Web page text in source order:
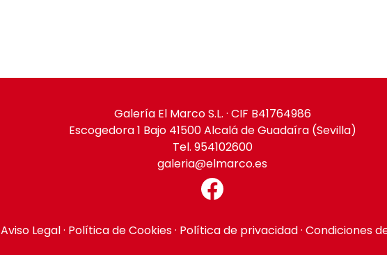
Galería El Marco S.L. · CIF B41764986
Escogedora 1 Bajo 41500 Alcalá de Guadaíra (Sevilla)
Tel. 954102600
galeria@elmarco.es
Aviso Legal· Política de Cookies· Política de privacidad· Condiciones